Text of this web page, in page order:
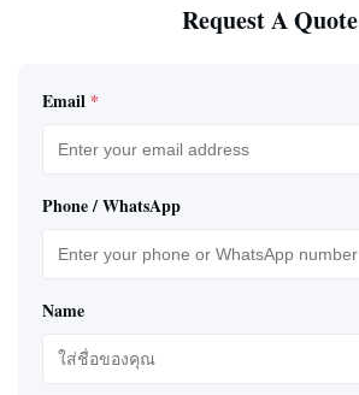
Request A Quote
Email *
Phone / WhatsApp
Name